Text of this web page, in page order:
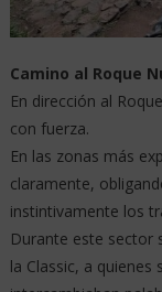
Camino al Roque
En dirección al
con fuerza.
En las zonas más
claramente,
instintivamente los
Durante este sector
la Classic, a